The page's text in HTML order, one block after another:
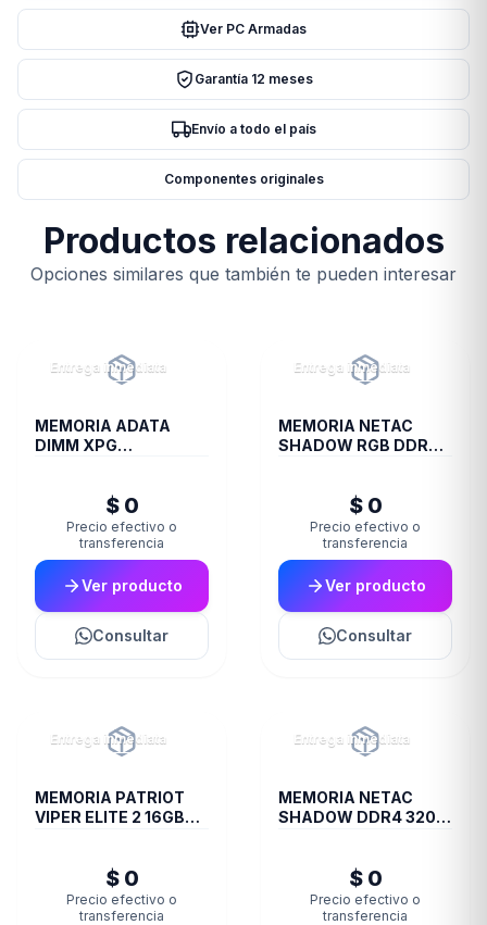
Ver PC Armadas
Garantía 12 meses
Envío a todo el país
Componentes originales
Productos relacionados
Opciones similares que también te pueden interesar
Entrega inmediata
MEMORIA ADATA
DIMM XPG
$ 0
Precio efectivo o
transferencia
Ver producto
Consultar
Entrega inmediata
MEMORIA NETAC
SHADOW RGB DDR4
$ 0
Precio efectivo o
transferencia
Ver producto
Consultar
Entrega inmediata
MEMORIA PATRIOT
VIPER ELITE 2 16GB
PE000826$ 0
Precio efectivo o
transferencia
Entrega inmediata
MEMORIA NETAC
SHADOW DDR4 3200
$ 0
Precio efectivo o
transferencia